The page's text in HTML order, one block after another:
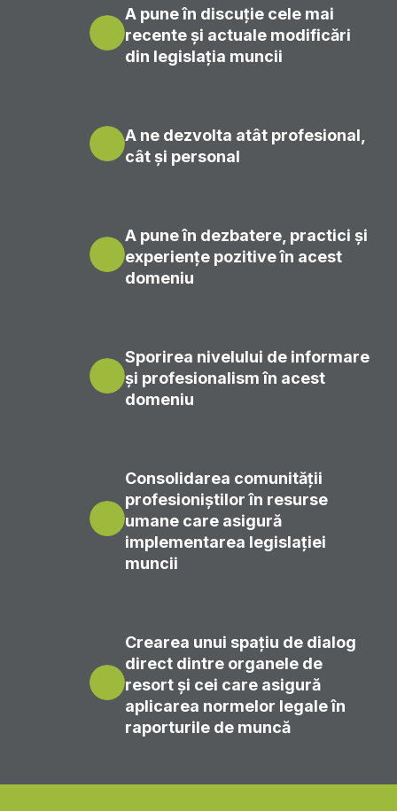
A pune în discuție cele mai
recente și actuale modificări
din legislația muncii
A ne dezvolta atât profesional,
cât și personal
A pune în dezbatere, practici și
experiențe pozitive în acest
domeniu
Sporirea nivelului de informare
și profesionalism în acest
domeniu
Consolidarea comunității
profesioniștilor în resurse
umane care asigură
implementarea legislației
muncii
Crearea unui spațiu de dialog
direct dintre organele de
resort și cei care asigură
aplicarea normelor legale în
raporturile de muncă